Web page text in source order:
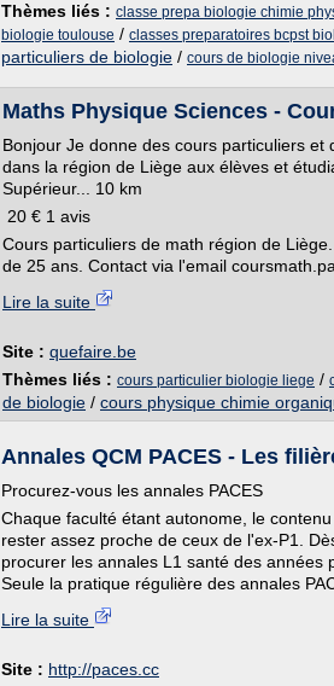
Thèmes liés : classe prepa biologie chimie
biologie toulouse / classes preparatoires bcpst
particuliers de biologie / cours de biologie
Maths Physique Sciences -
Bonjour Je donne des cours particuliers
dans la région de Liège aux élèves et
Supérieur... 10 km
20 € 1 avis
Cours particuliers de math région de
de 25 ans. Contact via l'email
Lire la suite
Site : quefaire.be
Thèmes liés : cours particulier biologie liege /
de biologie / cours physique chimie
Annales QCM PACES - Les
Procurez-vous les annales PACES
Chaque faculté étant autonome, le
rester assez proche de ceux de l'ex-P1.
procurer les annales L1 santé des
Seule la pratique régulière des annales
Lire la suite
Site : http://paces.cc